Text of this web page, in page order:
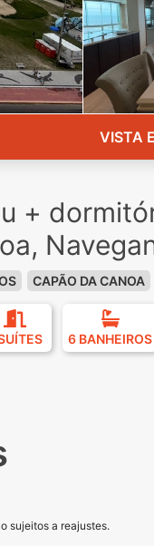
VISTA
+
CAPÃO DA CANOA
6 BANHEIROS
sujeitos a reajustes.